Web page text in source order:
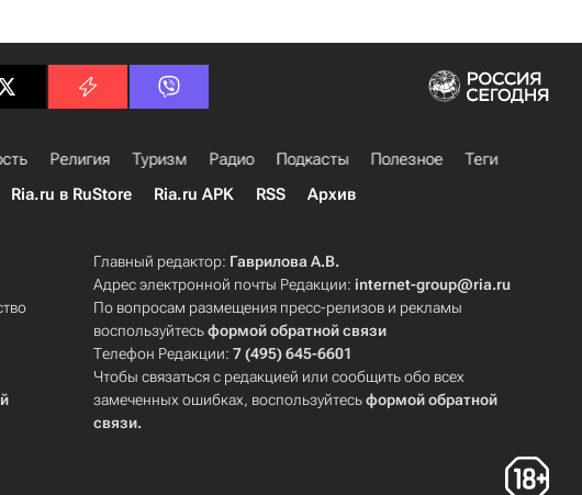
Религия Туризм Радио Подкасты Полезное
Теги
Ria.ru в RuStore Ria.ru APK RSS Архив
Главный редактор: Гаврилова А.В.
Адрес электронной почты Редакции:internet-group@ria.ru
По вопросам размещения пресс-релизов и рекламы
воспользуйтесьформой обратной связи
Телефон Редакции:7 (495) 645-6601
Чтобы связаться с редакцией или сообщить обо всех
замеченных ошибках, воспользуйтесьформой обратной
связи.